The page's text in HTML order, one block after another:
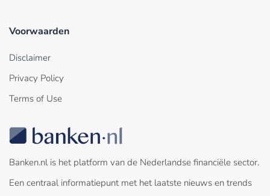
Voorwaarden
Disclaimer
Privacy Policy
Terms of Use
Banken.nl is het platform van de Nederlandse financiële sector.
Een centraal informatiepunt met het laatste nieuws en trends